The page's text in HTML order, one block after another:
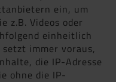
ein, um
z.B. Videos oder
einheitlich
immer voraus,
die IP-Adresse
ohne die IP-